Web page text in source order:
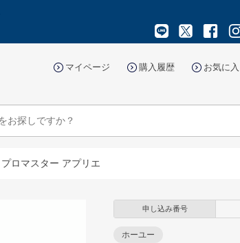
マイページ 購入履歴 お気に
プロマスター アプリエ
申し込み番号
ホーユー